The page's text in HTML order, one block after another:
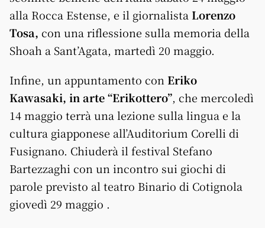
alla Rocca Estense, e il giornalista Lorenzo
Tosa, con una riflessione sulla memoria della
Shoah a Sant’Agata, martedì 20 maggio.
Infine, un appuntamento con Eriko
Kawasaki, in arte “Erikottero”, che mercoledì
14 maggio terrà una lezione sulla lingua e la
cultura giapponese all’Auditorium Corelli di
Fusignano. Chiuderà il festival Stefano
Bartezzaghi con un incontro sui giochi di
parole previsto al teatro Binario di Cotignola
giovedì 29 maggio .